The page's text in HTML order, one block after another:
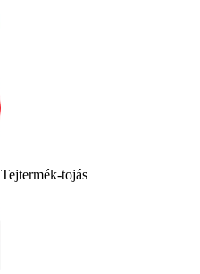
Tejtermék-tojás